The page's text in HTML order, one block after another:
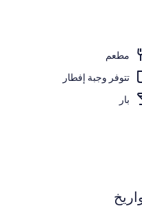
تقديم الإفطار والعشاء
مطعم
تتوفر وجبة إفطار
بار